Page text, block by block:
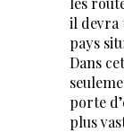
il devra
pays
Dans
porte
plus